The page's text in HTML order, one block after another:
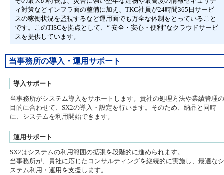
ィ対策などインフラ面の整備に加え、TKC社員が24時間365日サービ
スの稼働状況を監視するなど運用面でも万全な体制をとっていること
です。このTISCを拠点として、“ 安全・安心・便利”なクラウドサービ
スを提供しています。
当事務所の導入・運用サポート
導入サポート
当事務所がシステム導入をサポートします。貴社の処理方法や業績管理の
目的に合わせて、SX2の導入・設定を行います。そのため、納品と同時
に、システムを利用開始できます。
運用サポート
SX2はシステムの利用範囲の拡張を段階的に進められます。
当事務所が、貴社に応じたコンサルティングを継続的に実施し、最適なシ
ステム利用・運用を支援します。